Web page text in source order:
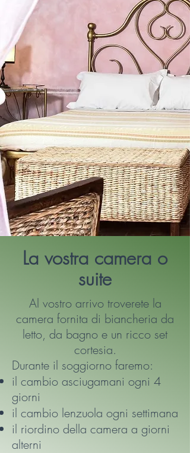
La vostra camera o
suite
Al vostro arrivo troverete la
camera fornita di biancheria da
letto, da bagno e un ricco set
cortesia.
Durante il soggiorno faremo:
il cambio asciugamani ogni 4
giorni
il cambio lenzuola ogni settimana
il riordino della camera a giorni
alterni